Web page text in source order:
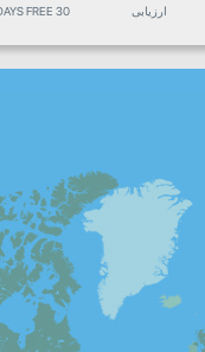
ارزیابی 30 DAYS FREE